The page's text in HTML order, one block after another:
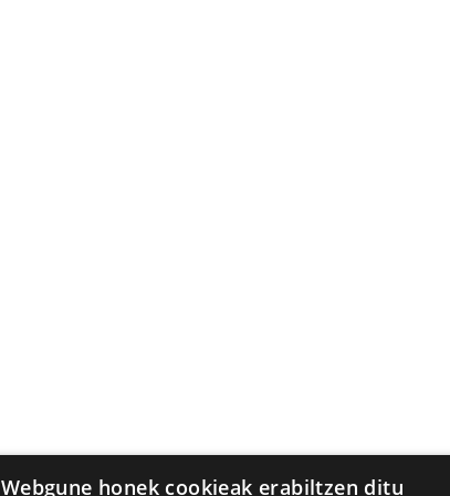
Webgune honek cookieak erabiltzen ditu